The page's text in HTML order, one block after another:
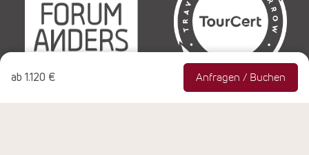
ab 1.120 € Anfragen / Buchen